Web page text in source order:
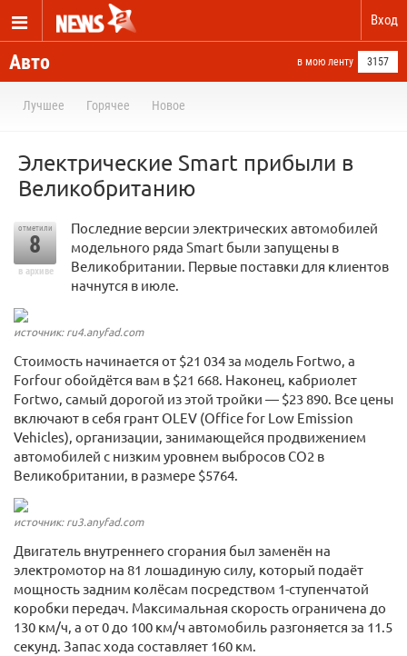
Вход
Авто в мою ленту 3157
Лучшее Горячее Новое
Электрические Smart прибыли в
Великобританию
отметили
8
в архиве
Последние версии электрических автомобилей
модельного ряда Smart были запущены в
Великобритании. Первые поставки для клиентов
начнутся в июле.
источник: ru4.anyfad.com
Стоимость начинается от $21 034 за модель Fortwo, а
Forfour обойдётся вам в $21 668. Наконец, кабриолет
Fortwo, самый дорогой из этой тройки — $23 890. Все цены
включают в себя грант OLEV (Office for Low Emission
Vehicles), организации, занимающейся продвижением
автомобилей с низким уровнем выбросов СО2 в
Великобритании, в размере $5764.
источник: ru3.anyfad.com
Двигатель внутреннего сгорания был заменён на
электромотор на 81 лошадиную силу, который подаёт
мощность задним колёсам посредством 1-ступенчатой
коробки передач. Максимальная скорость ограничена до
130 км/ч, а от 0 до 100 км/ч автомобиль разгоняется за 11.5
секунд. Запас хода составляет 160 км.